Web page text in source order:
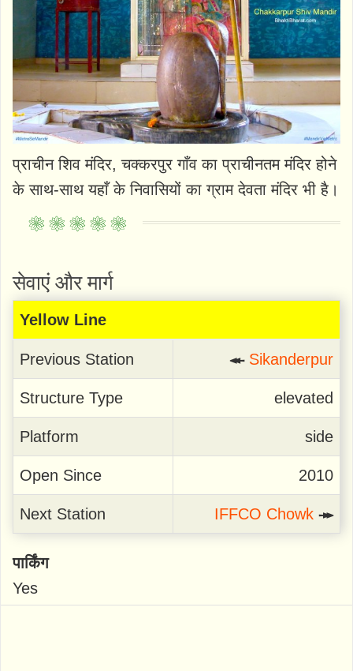
प्राचीन शिव मंदिर, चक्करपुर गाँव का प्राचीनतम मंदिर होने
के साथ-साथ यहाँ के निवासियों का ग्राम देवता मंदिर भी है।
सेवाएं और मार्ग
Yellow Line
Previous Station ↞ Sikanderpur
Structure Type elevated
Platform side
Open Since 2010
Next Station IFFCO Chowk ↠
पार्किंग
Yes